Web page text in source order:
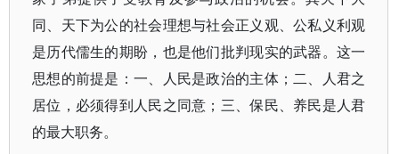
同、天下为公的社会理想与社会正义观、公私义利观
是历代儒生的期盼，也是他们批判现实的武器。这一
思想的前提是：一、人民是政治的主体；二、人君之
居位，必须得到人民之同意；三、保民、养民是人君
的最大职务。